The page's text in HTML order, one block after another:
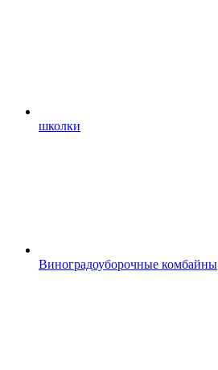
школки
Виноградоуборочные комбайны